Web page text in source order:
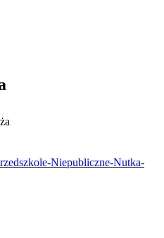
Niepubliczne-Nutka-